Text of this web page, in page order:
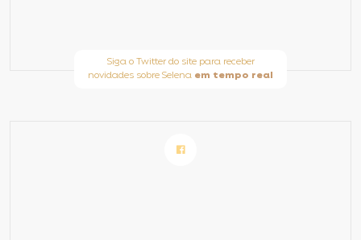
Siga o Twitter do site para receber
novidades sobre Selena em tempo real